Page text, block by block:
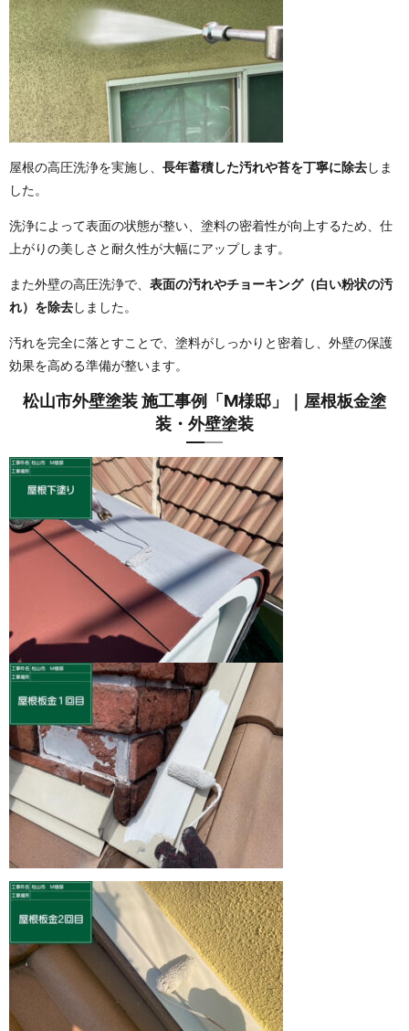
屋根の高圧洗浄を実施し、 長年蓄積した汚れや苔を丁寧に除去しま
した。
洗浄によって表面の状態が整い、塗料の密着性が向上するため、仕
上がりの美しさと耐久性が大幅にアップします。
また外壁の高圧洗浄で、 表面の汚れやチョーキング（白い粉状の汚
れ）を除去しました。
汚れを完全に落とすことで、塗料がしっかりと密着し、外壁の保護
効果を高める準備が整います。
松山市外壁塗装 施工事例「M様邸」｜屋根板金塗
装・外壁塗装